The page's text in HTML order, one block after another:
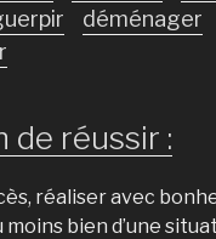
déménager
de réussir :
réaliser avec
bien d’une